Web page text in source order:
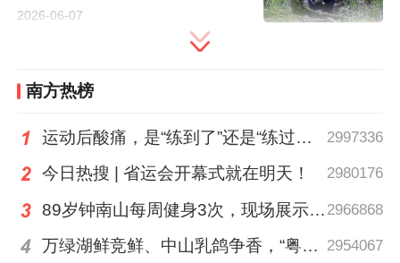
坪县不断完善参观通道、研学课堂、互动体
验等设施，以期打造集生态保护、科研监
测、公众教育于一体的高水准研学旅游目的
目前，当地已建成熊猫谷国家级4A级旅游景
区、秦岭佛坪国宝省级旅游度假区、佛坪县
秦岭人与自然博物馆3A级旅游景区。熊猫谷
景区获得“省级中小学实践教育基地”，秦岭
2026-06-07
南方热榜
运动后酸痛，是“练到了”还是“练过了”？ 2997336
今日热搜 | 省运会开幕式就在明天！ 2980176
89岁钟南山每周健身3次，现场展示常用拉力器 2966868
万绿湖鲜竞鲜、中山乳鸽争香，“粤菜师傅”烹南粤百味、人间烟火 2954067